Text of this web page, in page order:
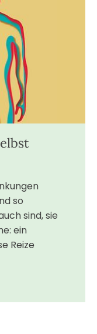
so
sind, sie
ein
Reize